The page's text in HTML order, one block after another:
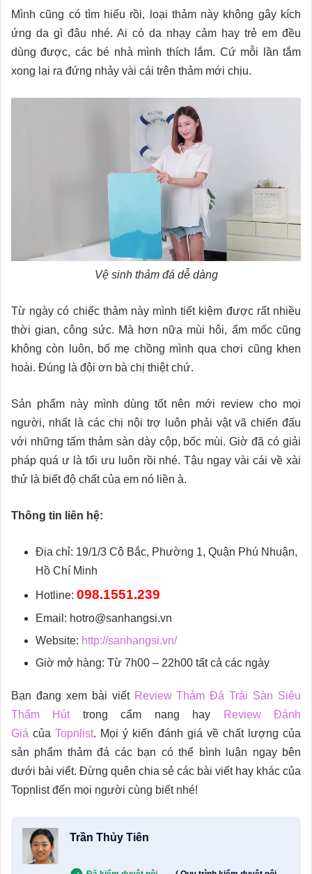
Mình cũng có tìm hiểu rồi, loại thảm này không gây kích
ứng da gì đâu nhé. Ai có da nhạy cảm hay trẻ em đều
dùng được, các bé nhà mình thích lắm. Cứ mỗi lần tắm
xong lại ra đứng nhảy vài cái trên thảm mới chịu.
Vệ sinh thảm đá dễ dàng
Từ ngày có chiếc thảm này mình tiết kiệm được rất nhiều
thời gian, công sức. Mà hơn nữa mùi hôi, ẩm mốc cũng
không còn luôn, bố mẹ chồng mình qua chơi cũng khen
hoài. Đúng là đội ơn bà chị thiệt chứ.
Sản phẩm này mình dùng tốt nên mới review cho mọi
người, nhất là các chị nội trợ luôn phải vật vã chiến đấu
với những tấm thảm sàn dày cộp, bốc mùi. Giờ đã có giải
pháp quá ư là tối ưu luôn rồi nhé. Tậu ngay vài cái về xài
thử là biết độ chất của em nó liền à.
Thông tin liên hệ:
Địa chỉ: 19/1/3 Cô Bắc, Phường 1, Quận Phú Nhuận,
Hồ Chí Minh
Hotline: 098.1551.239
Email: hotro@sanhangsi.vn
Website: http://sanhangsi.vn/
Giờ mở hàng: Từ 7h00 – 22h00 tất cả các ngày
Bạn đang xem bài viết Review Thảm Đá Trải Sàn Siêu
Thấm Húttrong cẩm nang hay
Review Đánh
Giá củaTopnlist. Mọi ý kiến đánh giá về chất lượng của
sản phẩm thảm đá các bạn có thể bình luận ngay bên
dưới bài viết. Đừng quên chia sẻ các bài viết hay khác của
Topnlist đến mọi người cùng biết nhé!
Trần Thủy Tiên